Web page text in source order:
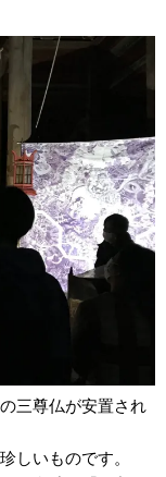
三尊仏が安置され
しいものです。